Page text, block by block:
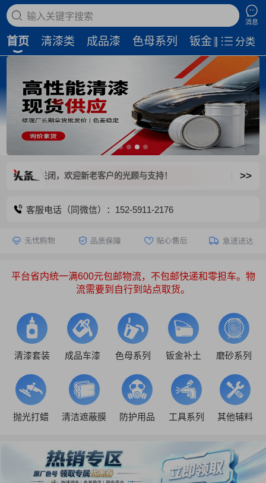
搜索商品
消息
首页 清漆类 成品漆 色母系列 钣金补土 磨
分类
已关闭，欢迎新老客户的光顾与支持！ >>
客服电话（同微信）：152-5911-2176
平台省内统一满600元包邮物流，不包邮快递和零担车。物
流需要到自行到站点取货。
清漆套装 成品车漆 色母系列 钣金补土 磨砂系列
抛光打蜡 清洁遮蔽膜 防护用品 工具系列 其他辅料